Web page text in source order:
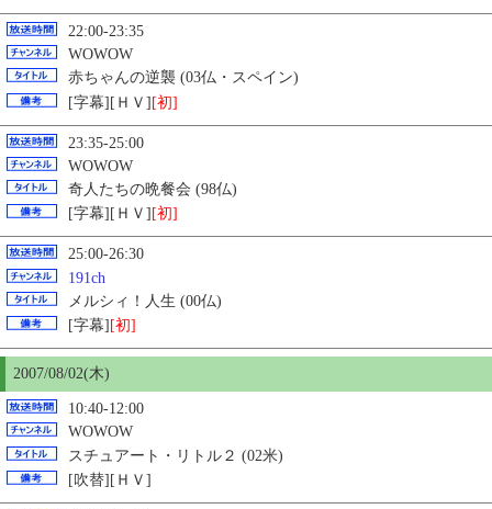
22:00-23:35
WOWOW
赤ちゃんの逆襲 (03仏・スペイン)
[字幕][ＨＶ][初]
23:35-25:00
WOWOW
奇人たちの晩餐会 (98仏)
[字幕][ＨＶ] [初]
25:00-26:30
191ch
メルシィ！人生 (00仏)
[字幕] [初]
2007/08/02(木)
10:40-12:00
WOWOW
スチュアート・リトル２ (02米)
[吹替][ＨＶ]